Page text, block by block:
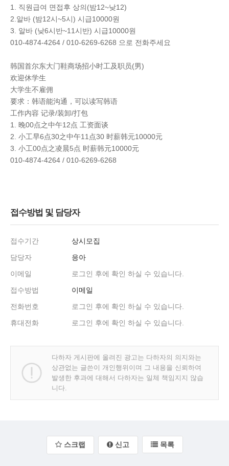
1. 직원급여 면접후 상의(밤12~낮12)
2.알바 (밤12시~5시) 시급10000원
3. 알바 (낮6시반~11시반) 시급10000원
010-4874-4264 / 010-6269-6268 으로 전화주세요
韩国首尔东大门鞋商场招小时工及职员(男)
欢迎休学生
大学生不雇佣
要求：韩语能沟通，可以读写韩语
工作内容 记录/装卸/打包
1. 晚00点之中午12点 工资面谈
2. 小工早6点30之中午11点30 时薪韩元10000元
3. 小工00点之凌晨5点 时薪韩元10000元
010-4874-4264 / 010-6269-6268
접수방법 및 담당자
접수기간
상시모집
담당자
응아
이메일
로그인 후에 확인 하실 수 있습니다.
접수방법
이메일
전화번호
로그인 후에 확인 하실 수 있습니다.
휴대전화
로그인 후에 확인 하실 수 있습니다.
다하자 게시판에 올려진 광고는 다하자의 의지와는
상관없는 글쓴이 개인행위이며 그 내용을 신뢰하여
발생한 후과에 대해서 다하자는 일체 책임지지 않습
니다.
스크랩 신고 목록